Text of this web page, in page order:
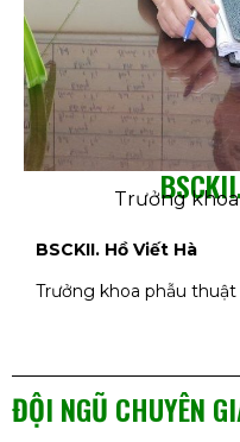
Trưởng
BSCKII. Hồ Viết Hà
Trưởng khoa phẫu thuật
ĐỘI NGŨ CHUYÊN